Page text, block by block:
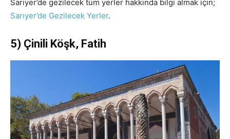
Sarıyer’de gezilecek tüm yerler hakkında bilgi almak için;
Sarıyer’de Gezilecek Yerler.
5) Çinili Köşk, Fatih